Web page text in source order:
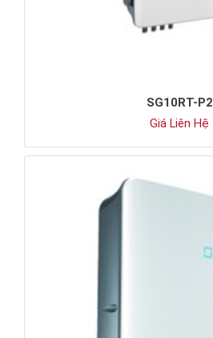
SG10RT-P2
Giá Liên Hệ